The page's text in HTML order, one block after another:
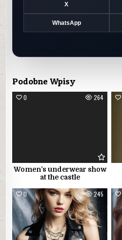
X
WhatsApp
Podobne Wpisy
0 264
Women’s underwear show
at the castle
0 245